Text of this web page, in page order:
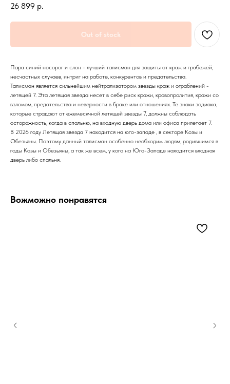
26 899 р.
Out of stock
Пара синий носорог и слон - лучший талисман для защиты от краж и грабежей,
несчастных случаев, интриг на работе, конкурентов и предательства.
Талисман является сильнейшим нейтрализатором звезды краж и ограблений -
летящей 7. Эта летящая звезда несет в себе риск кражи, кровопролития, кражи со
взломом, предательства и неверности в браке или отношениях. Те знаки зодиака,
которые страдают от ежемесячной летящей звезды 7, должны соблюдать
осторожность, когда в спальню, на входную дверь дома или офиса прилетает 7.
В 2026 году Летящая звезда 7 находится на юго-западе , в секторе Козы и
Обезьяны. Поэтому данный талисман особенно необходим людям, родившимся в
годы Козы и Обезьяны, а так же всем, у кого на Юго-Западе находится входная
дверь либо спальня.
Вожможно понравятся